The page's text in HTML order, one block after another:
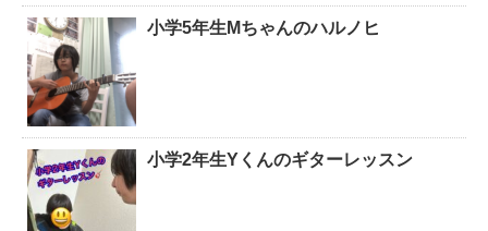
小学5年生Mちゃんのハルノヒ
小学2年生Yくんのギターレッスン